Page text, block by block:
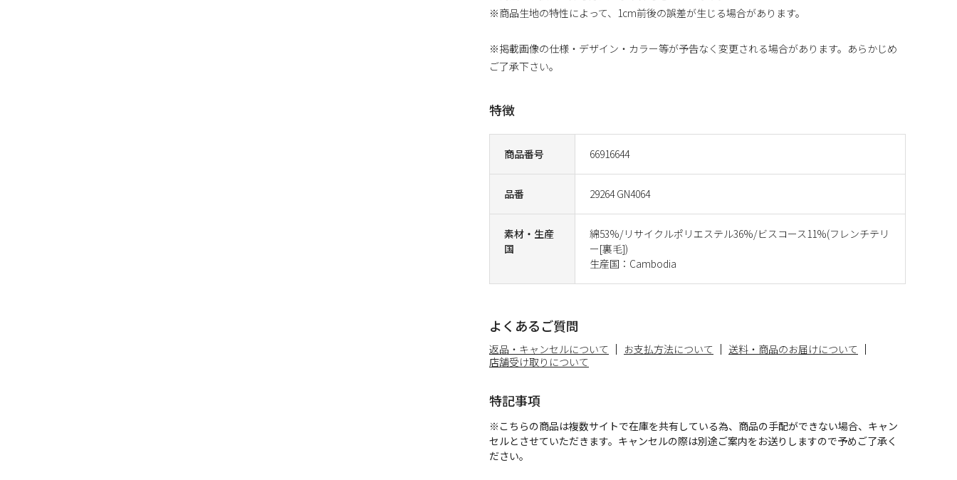
商品番号 66916644
品番 29264 GN4064
素材・生産
国
綿53%/リサイクルポリエステル36%/ビスコース11%(フレンチテリ
ー[裏毛])
生産国：Cambodia
※商品生地の特性によって、1cm前後の誤差が生じる場合があります。
※掲載画像の仕様・デザイン・カラー等が予告なく変更される場合があります。あらかじめ
ご了承下さい。
特徴
よくあるご質問
返品・キャンセルについて お支払方法について
送料・商品のお届けについて
店舗受け取りについて
特記事項
※こちらの商品は複数サイトで在庫を共有している為、商品の手配ができない場合、キャン
セルとさせていただきます。キャンセルの際は別途ご案内をお送りしますので予めご了承く
ださい。